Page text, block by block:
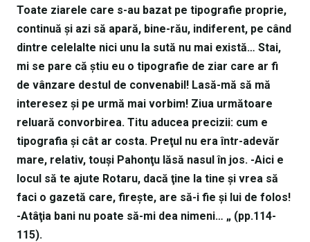
Toate ziarele care s-au bazat pe tipografie proprie,
continuă şi azi să apară, bine-rău, indiferent, pe când
dintre celelalte nici unu la sută nu mai există… Stai,
mi se pare că ştiu eu o tipografie de ziar care ar fi
de vânzare destul de convenabil! Lasă-mă să mă
interesez şi pe urmă mai vorbim! Ziua următoare
reluară convorbirea. Titu aducea precizii: cum e
tipografia şi cât ar costa. Preţul nu era într-adevăr
mare, relativ, touşi Pahonţu lăsă nasul în jos. -Aici e
locul să te ajute Rotaru, dacă ţine la tine şi vrea să
faci o gazetă care, fireşte, are să-i fie şi lui de folos!
-Atâţia bani nu poate să-mi dea nimeni… „ (pp.114-
115).